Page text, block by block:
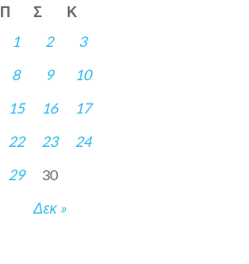
Π Σ Κ
Δεκ »
1 2
3
8 9
10
15 16
17
22 23
24
29 30